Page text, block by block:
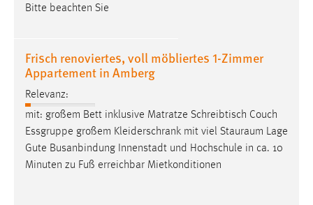
Bitte beachten Sie
Frisch renoviertes, voll möbliertes 1-Zimmer
Appartement in Amberg
Relevanz:
mit: großem Bett inklusive Matratze Schreibtisch Couch
Essgruppe großem Kleiderschrank mit viel Stauraum Lage
Gute Busanbindung Innenstadt und Hochschule in ca. 10
Minuten zu Fuß erreichbar Mietkonditionen
Name:
Zweck:
Dieser Cookie ist notwendig um sich an der Website
einloggen zu können.
Cookie Laufzeit: